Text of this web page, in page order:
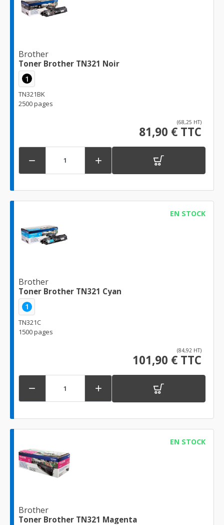
Brother
Toner Brother TN321 Noir
1
TN321BK
2500 pages
(68,25 HT)
81,90 € TTC
 
EN STOCK
Brother
Toner Brother TN321 Cyan
1
TN321C
1500 pages
(84,92 HT)
101,90 € TTC
 
EN STOCK
Brother
Toner Brother TN321 Magenta